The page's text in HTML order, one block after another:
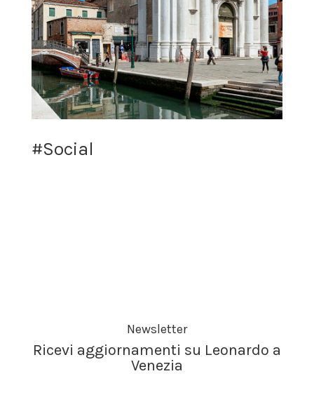
#Social
Newsletter
Ricevi aggiornamenti su Leonardo a
Venezia